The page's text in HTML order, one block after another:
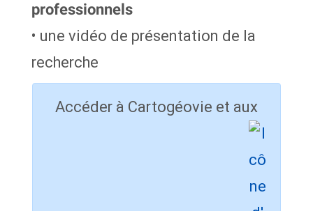
professionnels
• une vidéo de présentation de la
recherche
Accéder à Cartogéovie et aux